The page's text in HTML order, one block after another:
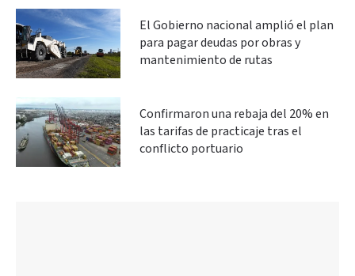
El Gobierno nacional amplió el plan
para pagar deudas por obras y
mantenimiento de rutas
Confirmaron una rebaja del 20% en
las tarifas de practicaje tras el
conflicto portuario